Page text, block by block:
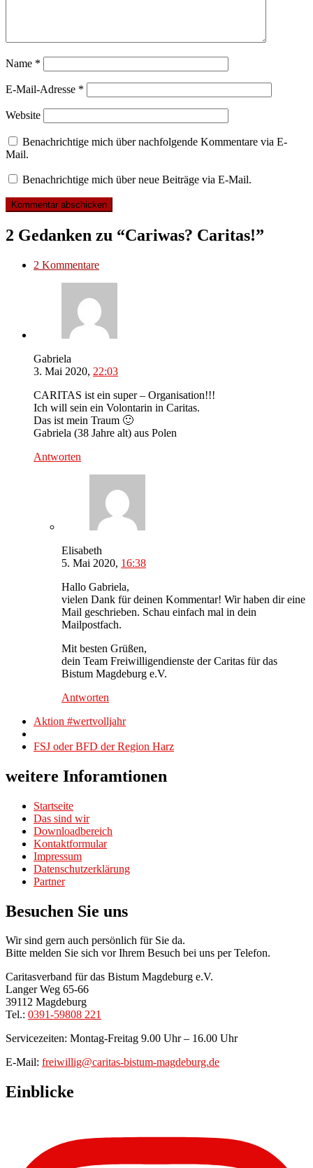
Name *
E-Mail-Adresse *
Website
Benachrichtige mich über nachfolgende Kommentare via E-
Mail.
Benachrichtige mich über neue Beiträge via E-Mail.
2 Gedanken zu “Cariwas? Caritas!”
2 Kommentare
Gabriela
3. Mai 2020, 22:03
CARITAS ist ein super – Organisation!!!
Ich will sein ein Volontarin in Caritas.
Das ist mein Traum 🙂
Gabriela (38 Jahre alt) aus Polen
Antworten
Elisabeth
5. Mai 2020, 16:38
Hallo Gabriela,
vielen Dank für deinen Kommentar! Wir haben dir eine
Mail geschrieben. Schau einfach mal in dein
Mailpostfach.
Mit besten Grüßen,
dein Team Freiwilligendienste der Caritas für das
Bistum Magdeburg e.V.
Antworten
Beitragsnavigation
Vorheriger
Aktion #wertvolljahr
zur
Nächster
FSJ oder BFD der Region Harz
weitere Inforamtionen
Startseite
Das sind wir
Downloadbereich
Kontaktformular
Impressum
Datenschutzerklärung
Partner
Besuchen Sie uns
Wir sind gern auch persönlich für Sie da.
Bitte melden Sie sich vor Ihrem Besuch bei uns per Telefon.
Caritasverband für das Bistum Magdeburg e.V.
Langer Weg 65-66
39112 Magdeburg
Tel.: 0391-59808 221
Servicezeiten: Montag-Freitag 9.00 Uhr – 16.00 Uhr
E-Mail: freiwillig@caritas-bistum-magdeburg.de
Einblicke